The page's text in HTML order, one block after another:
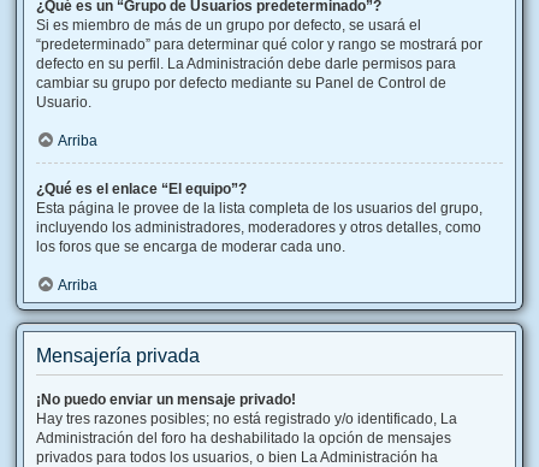
¿Qué es un “Grupo de Usuarios predeterminado”?
Si es miembro de más de un grupo por defecto, se usará el
“predeterminado” para determinar qué color y rango se mostrará por
defecto en su perfil. La Administración debe darle permisos para
cambiar su grupo por defecto mediante su Panel de Control de
Usuario.
Arriba
¿Qué es el enlace “El equipo”?
Esta página le provee de la lista completa de los usuarios del grupo,
incluyendo los administradores, moderadores y otros detalles, como
los foros que se encarga de moderar cada uno.
Arriba
Mensajería privada
¡No puedo enviar un mensaje privado!
Hay tres razones posibles; no está registrado y/o identificado, La
Administración del foro ha deshabilitado la opción de mensajes
privados para todos los usuarios, o bien La Administración ha